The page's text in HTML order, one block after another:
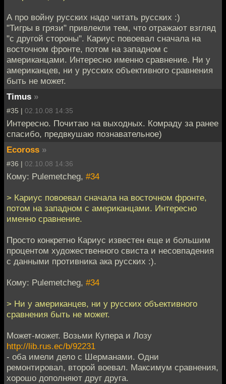
А про войну русских надо читать русских :)
"Тигры в грязи" привлекли тем, что отражают взгляд
"с другой стороны". Кариус повоевал сначала на
восточном фронте, потом на западном с
американцами. Интересно именно сравнение. Ни у
американцев, ни у русских объективного сравнения
быть не может.
Timus »
#35 | 02.10.08 14:35
Интересно. Почитаю на выходных. Комраду за ранее
спасибо, предвкушаю познавательное)
Ecoross »
#36 | 02.10.08 14:36
Кому: Pulemetcheg, #34
> Кариус повоевал сначала на восточном фронте,
потом на западном с американцами. Интересно
именно сравнение.
Просто конкретно Кариус известен еще и большим
процентом художественного свиста и несовпадения
с данными противника ака русских :).
Кому: Pulemetcheg, #34
> Ни у американцев, ни у русских объективного
сравнения быть не может.
Может-может. Возьми Купера и Лозу
http://lib.rus.ec/b/92231
- оба имели дело с Шерманами. Одни
ремонтировал, второй воевал. Максимум сравнения,
хорошо дополняют друг друга.